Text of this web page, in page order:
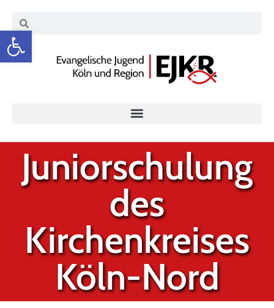
Werkzeugleiste öffnen
Juniorschulung
des
Kirchenkreises
Köln-Nord